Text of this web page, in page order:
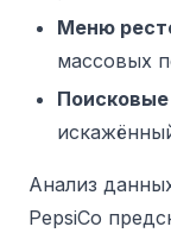
Меню
массовых
Анализ
PepsiCo